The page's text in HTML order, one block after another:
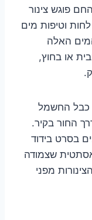
פוגש צינור
וטיפות מים
האלה
או בחוץ,
כבל החשמל
החור בקיר.
בסרט בידוד
שצמודה
מפני